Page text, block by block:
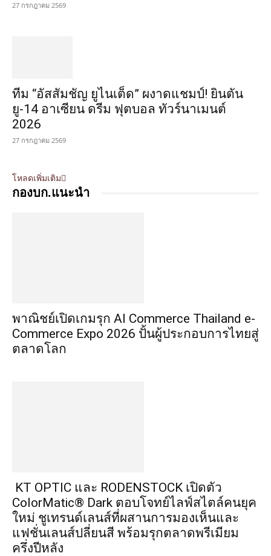
27 กรกฎาคม 2569
ทีม “อัสสัมชัญ ยูไนเต็ด” ผงาดแชมป์! ยินตัน
ยู-14 อาเซียน ดรีม ฟุตบอล ทัวร์นาเมนต์
2026
27 กรกฎาคม 2569
โหลดเพิ่มเติม
กองบก.แนะนำ
พาณิชย์เปิดเกมรุก AI Commerce Thailand e-
Commerce Expo 2026 ปั้นผู้ประกอบการไทยสู่
ตลาดโลก
KT OPTIC และ RODENSTOCK เปิดตัว
ColorMatic® Dark ตอบโจทย์ไลฟ์สไตล์คนยุค
ใหม่ ชูเทรนด์เลนส์ที่ผสานการมองเห็นและ
แฟชั่นเลนส์ปลี่ยนสี พร้อมรุกตลาดพรีเมียม
ครึ่งปีหลัง